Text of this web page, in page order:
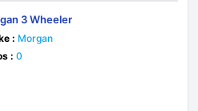
3 Wheeler
: Morgan
: 0